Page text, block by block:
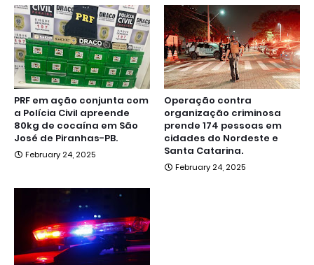
PRF em ação conjunta com
a Polícia Civil apreende
80kg de cocaína em São
José de Piranhas-PB.
February 24, 2025
Operação contra
organização criminosa
prende 174 pessoas em
cidades do Nordeste e
Santa Catarina.
February 24, 2025